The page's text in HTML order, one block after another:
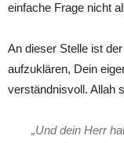
einfache Frage nicht
An dieser Stelle ist
aufzuklären, Dein
verständnisvoll. Allah
„Und dein Herr